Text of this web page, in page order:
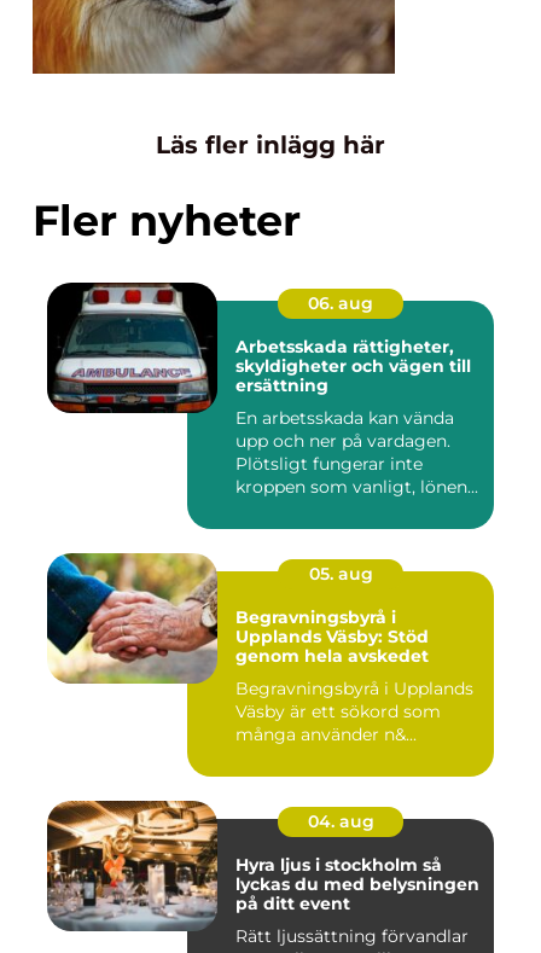
Läs fler inlägg här
Fler nyheter
06. aug
Arbetsskada rättigheter,
skyldigheter och vägen till
ersättning
En arbetsskada kan vända
upp och ner på vardagen.
Plötsligt fungerar inte
kroppen som vanligt, lönen...
05. aug
Begravningsbyrå i
Upplands Väsby: Stöd
genom hela avskedet
Begravningsbyrå i Upplands
Väsby är ett sökord som
många använder n&...
04. aug
Hyra ljus i stockholm så
lyckas du med belysningen
på ditt event
Rätt ljussättning förvandlar